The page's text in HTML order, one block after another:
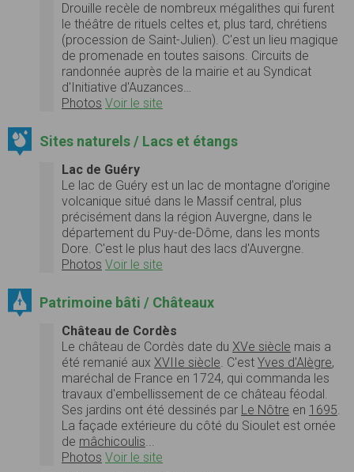
Drouille recèle de nombreux mégalithes qui furent
le théâtre de rituels celtes et, plus tard, chrétiens
(procession de Saint-Julien). C'est un lieu magique
de promenade en toutes saisons. Circuits de
randonnée auprès de la mairie et au Syndicat
d'Initiative d'Auzances…
Photos Voir le site
Sites naturels / Lacs et étangs
Lac de Guéry
Le lac de Guéry est un lac de montagne d’origine
volcanique situé dans le Massif central, plus
précisément dans la région Auvergne, dans le
département du Puy-de-Dôme, dans les monts
Dore. C'est le plus haut des lacs d'Auvergne.
Photos Voir le site
Patrimoine bâti / Châteaux
Château de Cordès
Le château de Cordès date du XVe siècle mais a
été remanié aux XVIIe siècle . C'est Yves d'Alègre,
maréchal de France en 1724, qui commanda les
travaux d'embellissement de ce château féodal.
Ses jardins ont été dessinés par Le Nôtre en 1695
La façade extérieure du côté du Sioulet est ornée
de mâchicoulis
Photos Voir le site